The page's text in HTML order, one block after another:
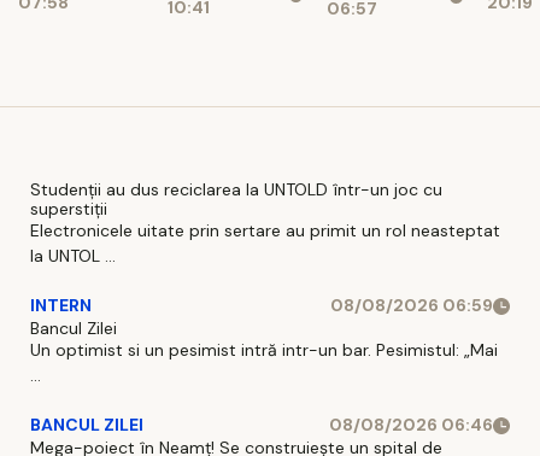
așteaptă
intra în
afectați de
10:41
financiare
06:57
Studenții au dus reciclarea la UNTOLD într-un joc cu
superstiții
Electronicele uitate prin sertare au primit un rol neasteptat
la UNTOL ...
INTERN
08/08/2026 06:59
Bancul Zilei
Un optimist si un pesimist intră intr-un bar. Pesimistul: „Mai
...
BANCUL ZILEI
08/08/2026 06:46
Mega-poiect în Neamț! Se construiește un spital de